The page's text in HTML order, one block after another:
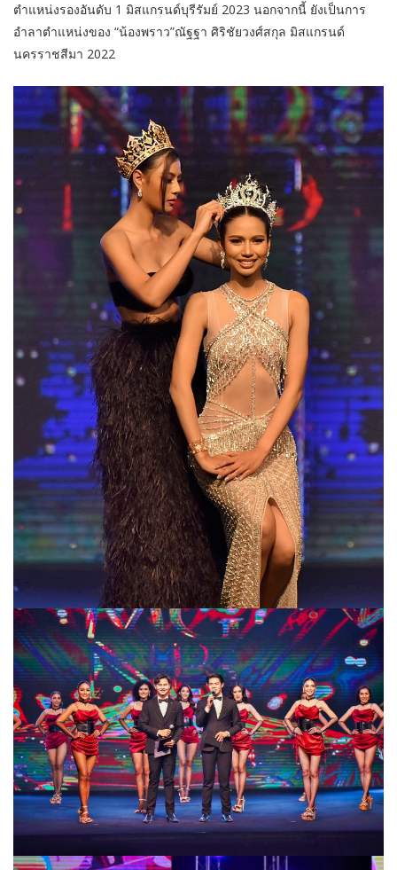
ตำแหน่งรองอันดับ 1 มิสแกรนด์บุรีรัมย์ 2023 นอกจากนี้ ยังเป็นการ
อำลาตำแหน่งของ “น้องพราว”ณัฐฐา ศิริชัยวงศ์สกุล มิสแกรนด์
นครราชสีมา 2022